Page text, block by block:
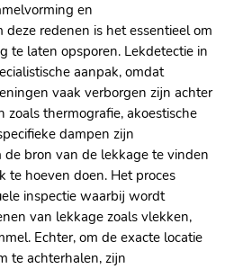
en
redenen is het essentieel om
te laten opsporen. Lekdetectie in
aanpak, omdat
vaak verborgen zijn achter
zoals thermografie, akoestische
dampen zijn
bron van de lekkage te vinden
te hoeven doen. Het proces
inspectie waarbij wordt
van lekkage zoals vlekken,
Echter, om de exacte locatie
te achterhalen, zijn